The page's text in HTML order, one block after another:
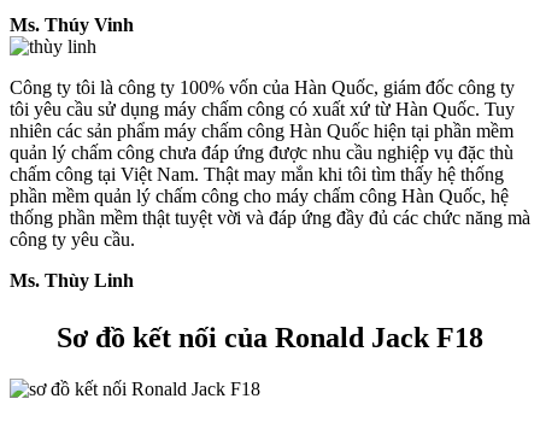
Ms. Thúy Vinh
Công ty tôi là công ty 100% vốn của Hàn Quốc, giám đốc công ty
tôi yêu cầu sử dụng máy chấm công có xuất xứ từ Hàn Quốc. Tuy
nhiên các sản phẩm máy chấm công Hàn Quốc hiện tại phần mềm
quản lý chấm công chưa đáp ứng được nhu cầu nghiệp vụ đặc thù
chấm công tại Việt Nam. Thật may mắn khi tôi tìm thấy hệ thống
phần mềm quản lý chấm công cho máy chấm công Hàn Quốc, hệ
thống phần mềm thật tuyệt vời và đáp ứng đầy đủ các chức năng mà
công ty yêu cầu.
Ms. Thùy Linh
Sơ đồ kết nối của Ronald Jack F18